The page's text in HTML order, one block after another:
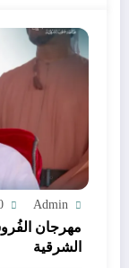
Admin
مهرجان
الشرقية